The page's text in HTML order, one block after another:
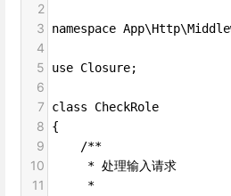
2
3
namespace
4
5
use Closure;
6
7
class CheckRole
8 {
9
    /**
10
     * 处理输入请求
11
     *